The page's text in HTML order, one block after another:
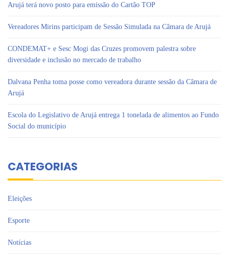
Arujá terá novo posto para emissão do Cartão TOP
Vereadores Mirins participam de Sessão Simulada na Câmara de Arujá
CONDEMAT+ e Sesc Mogi das Cruzes promovem palestra sobre
diversidade e inclusão no mercado de trabalho
Dalvana Penha toma posse como vereadora durante sessão da Câmara de
Arujá
Escola do Legislativo de Arujá entrega 1 tonelada de alimentos ao Fundo
Social do município
CATEGORIAS
Eleições
Esporte
Notícias